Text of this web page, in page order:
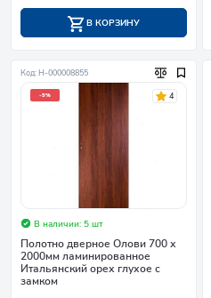
В КОРЗИНУ
Код: Н-000008855
-5% 4
В наличии: 5 шт
Полотно дверное Олови 700 х
2000мм ламинированное
Итальянский орех глухое с
замком